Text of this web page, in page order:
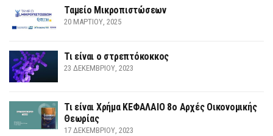
Ταμείο Μικροπιστώσεων
20 ΜΑΡΤΊΟΥ, 2025
Τι είναι ο στρεπτόκοκκος
23 ΔΕΚΕΜΒΡΊΟΥ, 2023
Τι είναι Χρήμα ΚΕΦΑΛΑΙΟ 8ο Αρχές Οικονομικής
Θεωρίας
17 ΔΕΚΕΜΒΡΊΟΥ, 2023